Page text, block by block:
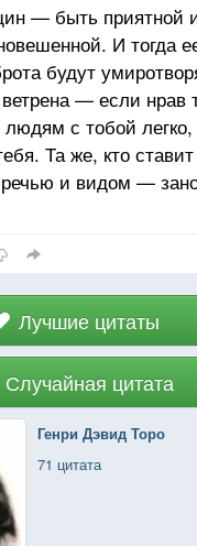
— быть приятной
И тогда
будут
— если нрав
с тобой
Та же, кто
и видом —
излишне,
то тут уже не
того, как ты
и выходишь. Те
суждения о
привлекают к себе
у тебя нет дурных
о тебе не
хотя бы и
Лучшие цитаты
Случайная цитата
Генри Дэвид Торо
71 цитата